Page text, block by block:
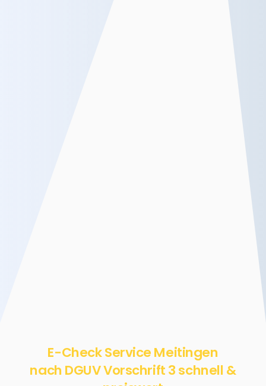
E-Check Service Meitingen
nach DGUV Vorschrift 3 schnell &